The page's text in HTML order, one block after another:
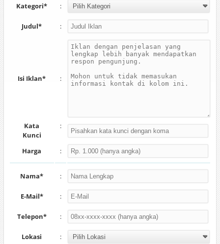
Kategori* :
Judul* :
Isi Iklan* :
Kata
Kunci
:
Harga :
Nama* :
E-Mail* :
Telepon* :
Lokasi :